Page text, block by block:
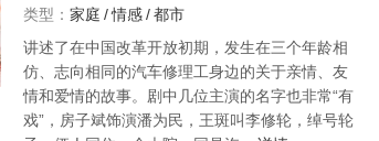
类型： 家庭 /情感/都市
讲述了在中国改革开放初期，发生在三个年龄相
仿、志向相同的汽车修理工身边的关于亲情、友
情和爱情的故事。剧中几位主演的名字也非常“有
戏”，房子斌饰演潘为民，王斑叫李修轮，绰号轮